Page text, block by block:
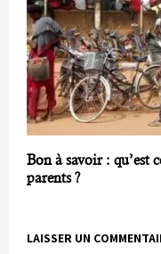
Bon à savoir : qu’est
parents ?
LAISSER UN